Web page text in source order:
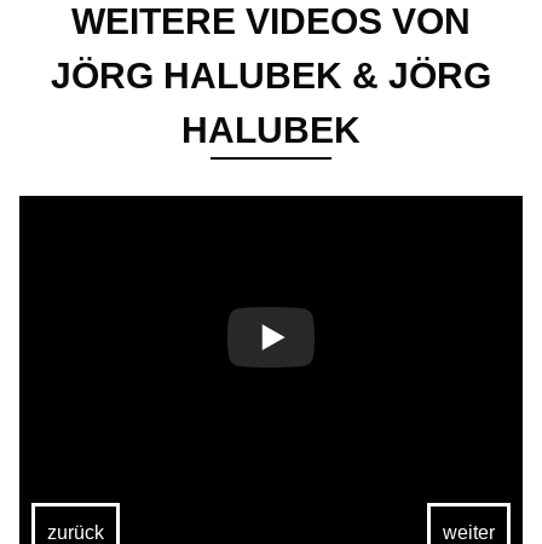
WEITERE VIDEOS VON
JÖRG HALUBEK & JÖRG
HALUBEK
zurück weiter